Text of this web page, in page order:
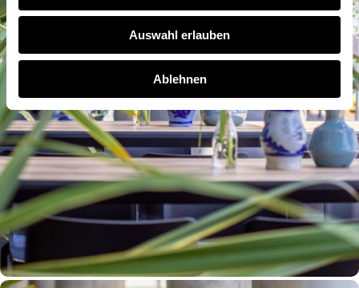
Auswahl erlauben
Ablehnen